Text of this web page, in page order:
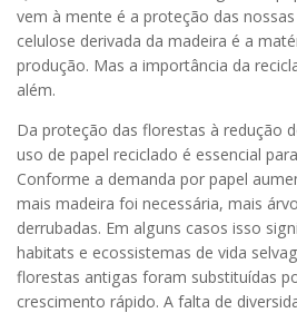
vem à mente é a proteção das
celulose derivada da madeira é a
produção. Mas a importância da
além.
Da proteção das florestas à redução
uso de papel reciclado é essencial
Conforme a demanda por papel
mais madeira foi necessária, mais
derrubadas. Em alguns casos isso
habitats e ecossistemas de vida
florestas antigas foram substituídas
crescimento rápido. A falta de